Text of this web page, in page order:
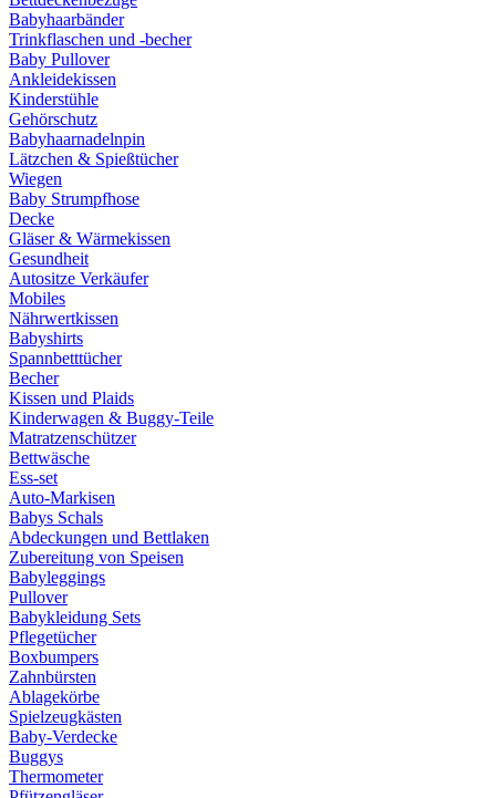
Babyhaarbänder
Trinkflaschen und -becher
Baby Pullover
Ankleidekissen
Kinderstühle
Gehörschutz
Babyhaarnadelnpin
Lätzchen & Spießtücher
Wiegen
Baby Strumpfhose
Decke
Gläser & Wärmekissen
Gesundheit
Autositze Verkäufer
Mobiles
Nährwertkissen
Babyshirts
Spannbetttücher
Becher
Kissen und Plaids
Kinderwagen & Buggy-Teile
Matratzenschützer
Bettwäsche
Ess-set
Auto-Markisen
Babys Schals
Abdeckungen und Bettlaken
Zubereitung von Speisen
Babyleggings
Pullover
Babykleidung Sets
Pflegetücher
Boxbumpers
Zahnbürsten
Ablagekörbe
Spielzeugkästen
Baby-Verdecke
Buggys
Thermometer